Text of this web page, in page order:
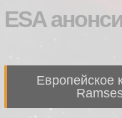
ESA
Европейское